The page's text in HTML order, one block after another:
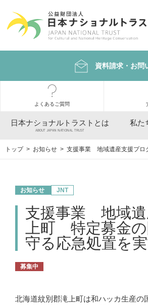
資料請求・お問
よくあるご質問
日本ナショナルトラストとは
ABOUT JAPAN NATIONAL TRUST
私た
トップ > お知らせ > 支援事業 地域遺産支援プロ
お知らせ JNT
支援事業 地域遺
上町 特定募金
守る応急処置を
募集中
北海道紋別郡滝上町は和ハッカ生産の